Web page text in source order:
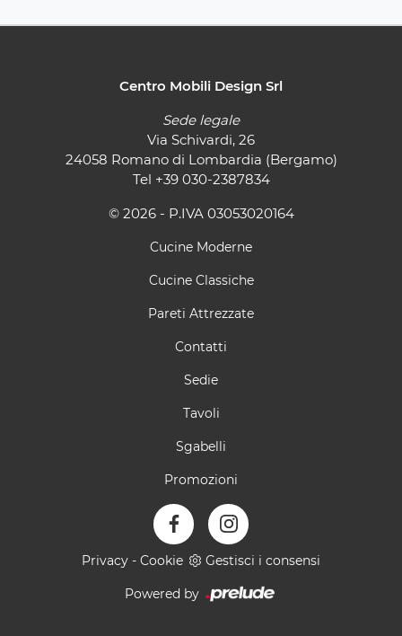
Centro Mobili Design Srl
Sede legale
Via Schivardi, 26
24058 Romano di Lombardia (Bergamo)
Tel +39 030-2387834
© 2026 - P.IVA 03053020164
Cucine Moderne
Cucine Classiche
Pareti Attrezzate
Contatti
Sedie
Tavoli
Sgabelli
Promozioni
Privacy - Cookie Gestisci i consensi
Powered by